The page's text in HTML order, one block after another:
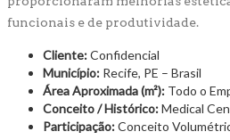
funcionais e de produtividade.
Cliente:Confidencial
Município: Recife, PE – Brasil
Área Aproximada (m²): Todo o
Conceito / Histórico:Medical
Participação:Conceito